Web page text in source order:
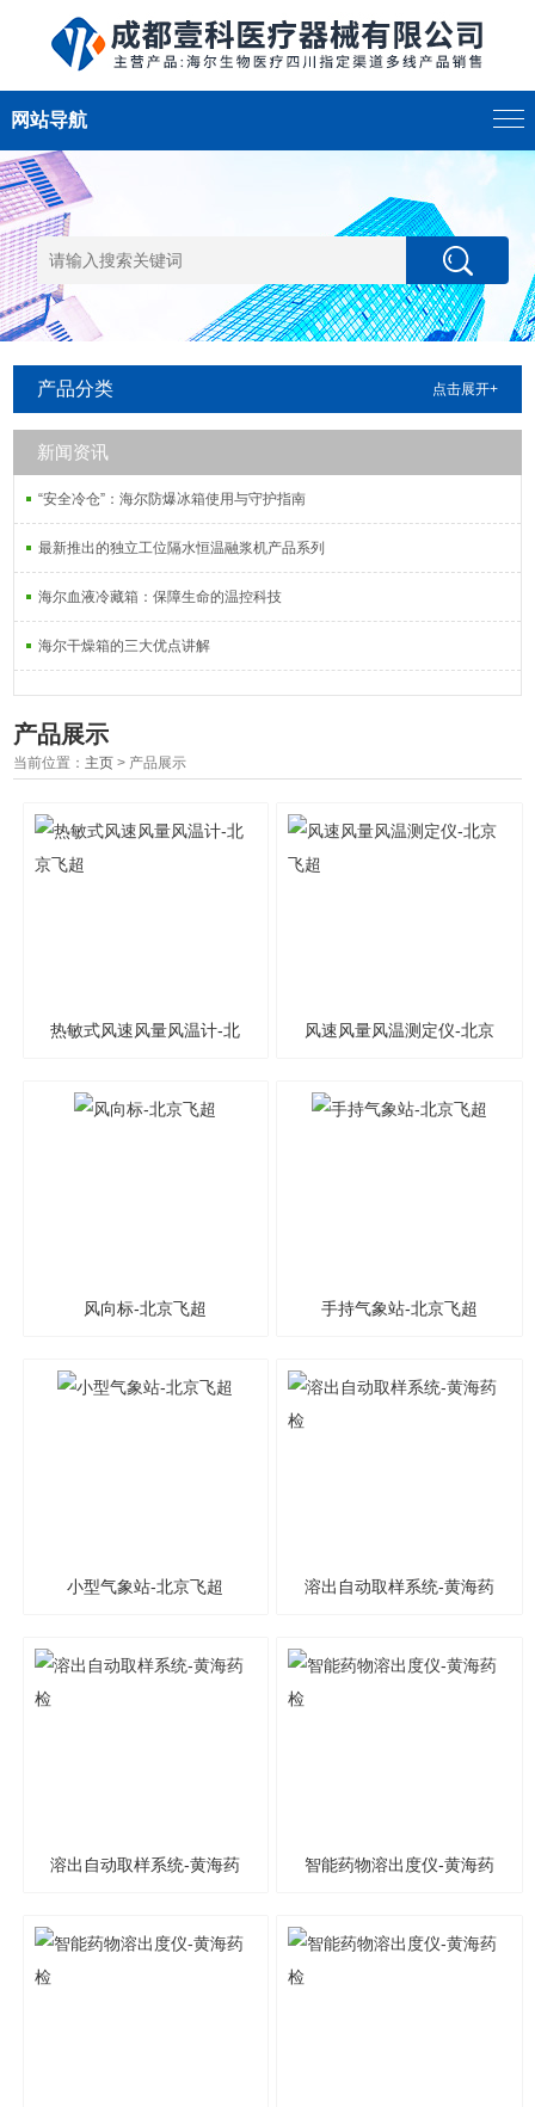
网站导航
产品分类 点击展开+
新闻资讯
“安全冷仓”：海尔防爆冰箱使用与守护指南
最新推出的独立工位隔水恒温融浆机产品系列
海尔血液冷藏箱：保障生命的温控科技
海尔干燥箱的三大优点讲解
产品展示
当前位置： 主页 > 产品展示
热敏式风速风量风温计-北 风速风量风温测定仪-北京
风向标-北京飞超 手持气象站-北京飞超
小型气象站-北京飞超 溶出自动取样系统-黄海药
溶出自动取样系统-黄海药 智能药物溶出度仪-黄海药